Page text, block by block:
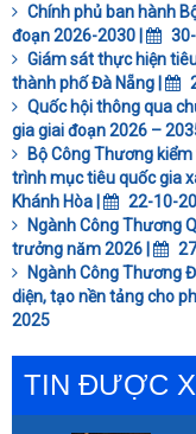
Chính phủ ban hành
đoạn 2026-2030 |
Giám sát thực hiện
thành phố Đà Nẵng |
Quốc hội thông qua
gia giai đoạn 2026 –
Bộ Công Thương
trình mục tiêu quốc gia
Khánh Hòa |
22-10-
Ngành Công Thương
trưởng năm 2026 |
Ngành Công Thương
diện, tạo nền tảng cho
2025
TIN ĐƯỢC